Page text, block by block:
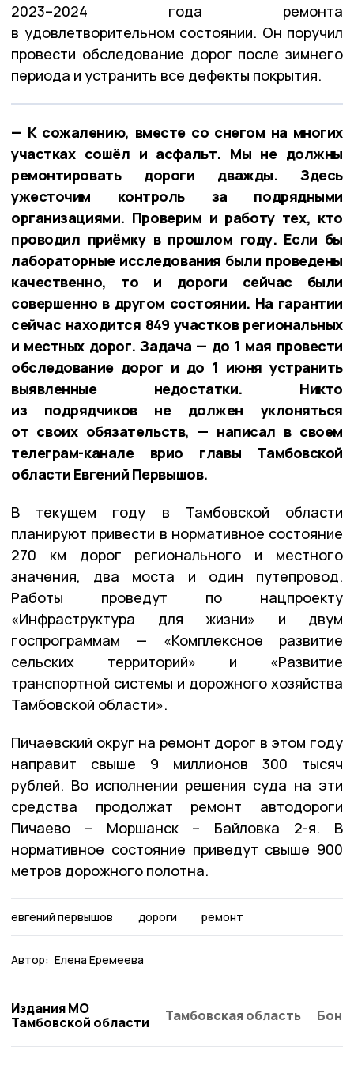
2023–2024 года ремонта
в удовлетворительном состоянии. Он поручил
провести обследование дорог после зимнего
периода и устранить все дефекты покрытия.
— К сожалению, вместе со снегом на многих
участках сошёл и асфальт. Мы не должны
ремонтировать дороги дважды. Здесь
ужесточим контроль за подрядными
организациями. Проверим и работу тех, кто
проводил приёмку в прошлом году. Если бы
лабораторные исследования были проведены
качественно, то и дороги сейчас были
совершенно в другом состоянии. На гарантии
сейчас находится 849 участков региональных
и местных дорог. Задача — до 1 мая провести
обследование дорог и до 1 июня устранить
выявленные недостатки. Никто
из подрядчиков не должен уклоняться
от своих обязательств, — написал в своем
телеграм-канале врио главы Тамбовской
области Евгений Первышов.
В текущем году в Тамбовской области
планируют привести в нормативное состояние
270 км дорог регионального и местного
значения, два моста и один путепровод.
Работы проведут по нацпроекту
«Инфраструктура для жизни» и двум
госпрограммам — «Комплексное развитие
сельских территорий» и «Развитие
транспортной системы и дорожного хозяйства
Тамбовской области».
Пичаевский округ на ремонт дорог в этом году
направит свыше 9 миллионов 300 тысяч
рублей. Во исполнении решения суда на эти
средства продолжат ремонт автодороги
Пичаево – Моршанск – Байловка 2-я. В
нормативное состояние приведут свыше 900
метров дорожного полотна.
евгений первышов дороги ремонт
Автор: Елена Еремеева
Издания МО
Тамбовской области
Тамбовская область